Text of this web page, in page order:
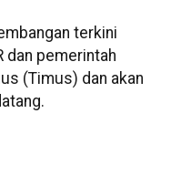
terkini
dan pemerintah
(Timus) dan akan